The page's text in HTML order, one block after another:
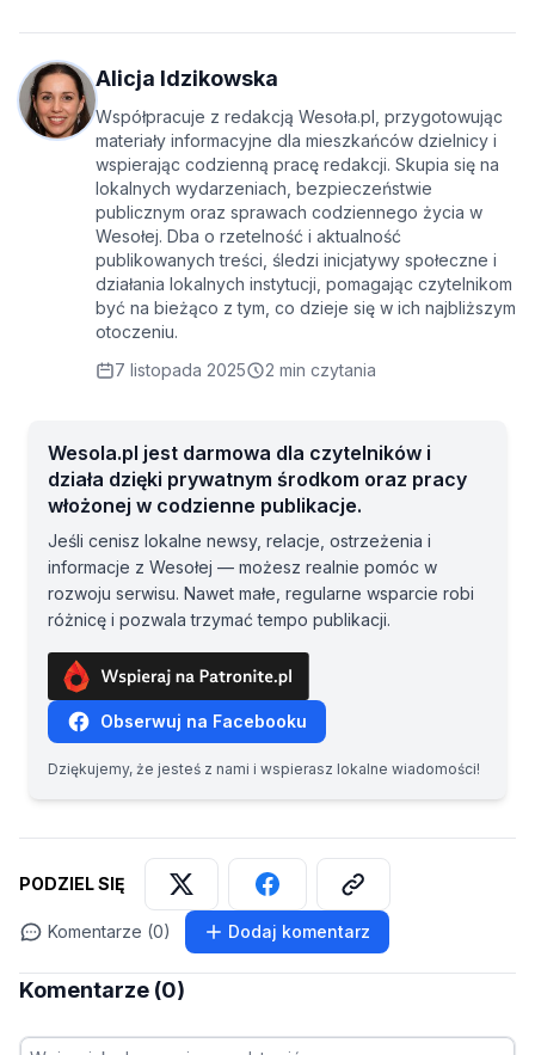
Alicja Idzikowska
Współpracuje z redakcją Wesoła.pl, przygotowując
materiały informacyjne dla mieszkańców dzielnicy i
wspierając codzienną pracę redakcji. Skupia się na
lokalnych wydarzeniach, bezpieczeństwie
publicznym oraz sprawach codziennego życia w
Wesołej. Dba o rzetelność i aktualność
publikowanych treści, śledzi inicjatywy społeczne i
działania lokalnych instytucji, pomagając czytelnikom
być na bieżąco z tym, co dzieje się w ich najbliższym
otoczeniu.
7 listopada 2025
2 min czytania
Wesola.pl jest darmowa dla czytelników i
działa dzięki prywatnym środkom oraz pracy
włożonej w codzienne publikacje.
Jeśli cenisz lokalne newsy, relacje, ostrzeżenia i
informacje z Wesołej — możesz realnie pomóc w
rozwoju serwisu. Nawet małe, regularne wsparcie robi
różnicę i pozwala trzymać tempo publikacji.
Obserwuj na Facebooku
Dziękujemy, że jesteś z nami i wspierasz lokalne wiadomości!
PODZIEL SIĘ
Komentarze (0) Dodaj komentarz
Komentarze (0)